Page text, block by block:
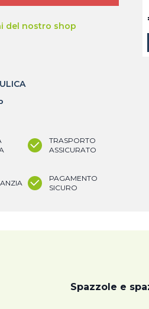
del nostro shop
TRASPORTO
ASSICURATO
PAGAMENTO
SICURO
Spazzole e